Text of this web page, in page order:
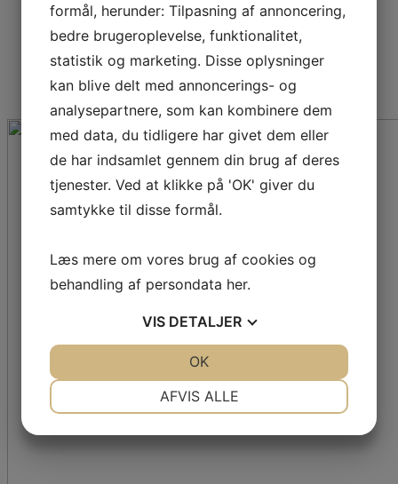
formål, herunder: Tilpasning af annoncering,
bedre brugeroplevelse, funktionalitet,
statistik og marketing. Disse oplysninger
kan blive delt med annoncerings- og
analysepartnere, som kan kombinere dem
med data, du tidligere har givet dem eller
de har indsamlet gennem din brug af deres
tjenester. Ved at klikke på 'OK' giver du
samtykke til disse formål.
Læs mere om vores brug af cookies og
behandling af persondata her.
VIS DETALJER
AFVIS ALLE
OK